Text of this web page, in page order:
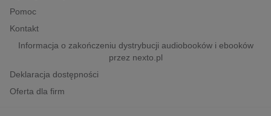
Pomoc
Kontakt
Informacja o zakończeniu dystrybucji audiobooków i ebooków
przez nexto.pl
Deklaracja dostępności
Oferta dla firm